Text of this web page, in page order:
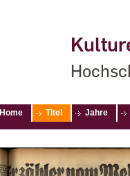
Home Titel Jahre